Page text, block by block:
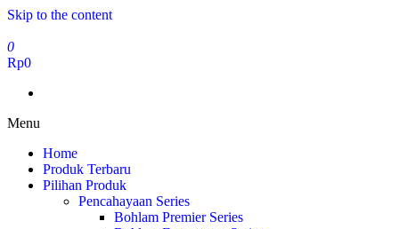
Skip to the content
0
Rp0
Menu
Home
Produk Terbaru
Pilihan Produk
Pencahayaan Series
Bohlam Premier Series